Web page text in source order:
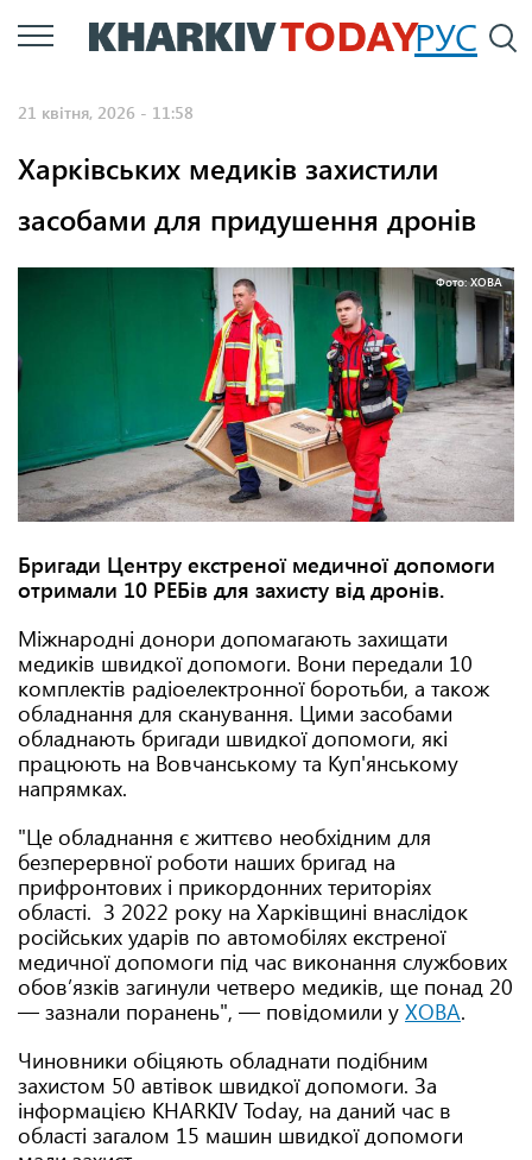
Перейти
до
РУС
21 квітня, 2026 - 11:58
Харківських медиків захистили
засобами для придушення дронів
Фото: ХОВА
Бригади Центру екстреної медичної допомоги
отримали 10 РЕБів для захисту від дронів.
Міжнародні донори допомагають захищати
медиків швидкої допомоги. Вони передали 10
комплектів радіоелектронної боротьби, а також
обладнання для сканування. Цими засобами
обладнають бригади швидкої допомоги, які
працюють на Вовчанському та Куп'янському
напрямках.
"Це обладнання є життєво необхідним для
безперервної роботи наших бригад на
прифронтових і прикордонних територіях
області. З 2022 року на Харківщині внаслідок
російських ударів по автомобілях екстреної
медичної допомоги під час виконання службових
обов’язків загинули четверо медиків, ще понад 20
— зазнали поранень", — повідомили у ХОВА.
Чиновники обіцяють обладнати подібним
захистом 50 автівок швидкої допомоги. За
інформацією KHARKIV Today, на даний час в
області загалом 15 машин швидкої допомоги